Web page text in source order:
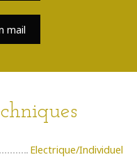
mail
Electrique/Individuel